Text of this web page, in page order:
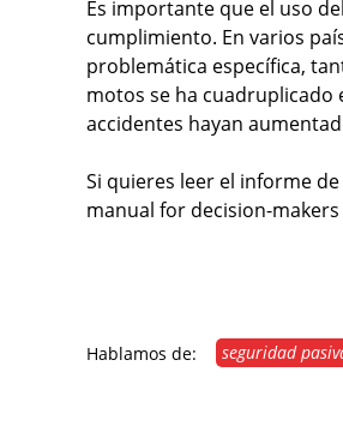
Es importante que el uso
cumplimiento. En varios
problemática específica,
motos se ha cuadruplicado
accidentes hayan
Si quieres leer el informe
manual for decision-
Hablamos de: seguridad